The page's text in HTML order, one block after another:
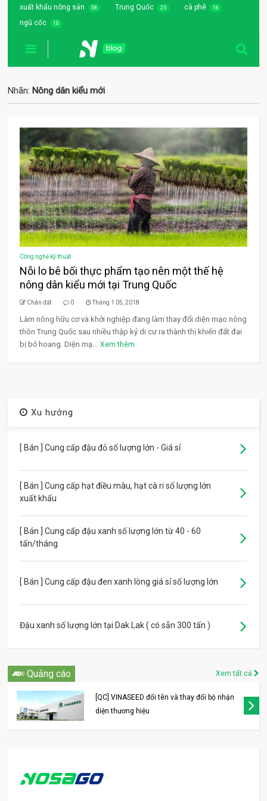
xuất khẩu nông sản 38 Trung Quốc 25 cà phê 16
ngũ cốc 10
Nhãn: Nông dân kiểu mới
Công nghệ kỹ thuật
Nỗi lo bê bối thực phẩm tạo nên một thế hệ
nông dân kiểu mới tại Trung Quốc
Chân đất 0 Tháng 1 05, 2018
Làm nông hữu cơ và khởi nghiệp đang làm thay đổi diện mạo nông
thôn Trung Quốc sau nhiều thập kỷ di cư ra thành thị khiến đất đai
bị bỏ hoang. Diện mạ... Xem thêm
Xu hướng
[ Bán ] Cung cấp đậu đỏ số lượng lớn - Giá sỉ
[ Bán ] Cung cấp hạt điều màu, hạt cà ri số lượng lớn
xuất khẩu
[ Bán ] Cung cấp đậu xanh số lượng lớn từ 40 - 60
tấn/tháng
[ Bán ] Cung cấp đậu đen xanh lòng giá sỉ số lượng lớn
Đậu xanh số lượng lớn tại Dak Lak ( có sẵn 300 tấn )
Quảng cáo Xem tất cả
[QC] VINASEED đổi tên và thay đổi bộ nhận
diện thương hiệu